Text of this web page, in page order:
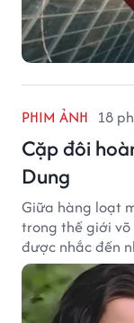
PHIM ẢNH 18
Cặp đôi
Dung
Giữa hàng loạt
trong thế giới
được nhắc đến
"viên mãn" nhất.